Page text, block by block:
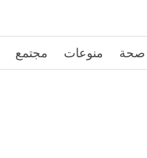
صحة منوعات مجتمع